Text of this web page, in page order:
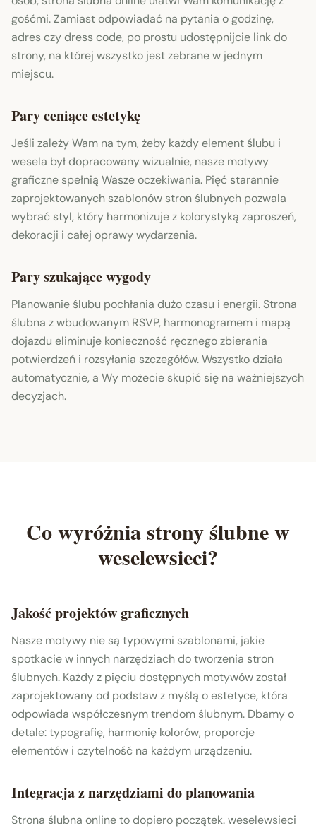
gośćmi. Zamiast odpowiadać na pytania o godzinę,
adres czy dress code, po prostu udostępnijcie link do
strony, na której wszystko jest zebrane w jednym
miejscu.
Pary ceniące estetykę
Jeśli zależy Wam na tym, żeby każdy element ślubu i
wesela był dopracowany wizualnie, nasze motywy
graficzne spełnią Wasze oczekiwania. Pięć starannie
zaprojektowanych szablonów stron ślubnych pozwala
wybrać styl, który harmonizuje z kolorystyką zaproszeń,
dekoracji i całej oprawy wydarzenia.
Pary szukające wygody
Planowanie ślubu pochłania dużo czasu i energii. Strona
ślubna z wbudowanym RSVP, harmonogramem i mapą
dojazdu eliminuje konieczność ręcznego zbierania
potwierdzeń i rozsyłania szczegółów. Wszystko działa
automatycznie, a Wy możecie skupić się na ważniejszych
decyzjach.
Co wyróżnia strony ślubne w
weselewsieci?
Jakość projektów graficznych
Nasze motywy nie są typowymi szablonami, jakie
spotkacie w innych narzędziach do tworzenia stron
ślubnych. Każdy z pięciu dostępnych motywów został
zaprojektowany od podstaw z myślą o estetyce, która
odpowiada współczesnym trendom ślubnym. Dbamy o
detale: typografię, harmonię kolorów, proporcje
elementów i czytelność na każdym urządzeniu.
Integracja z narzędziami do planowania
Strona ślubna online to dopiero początek. weselewsieci